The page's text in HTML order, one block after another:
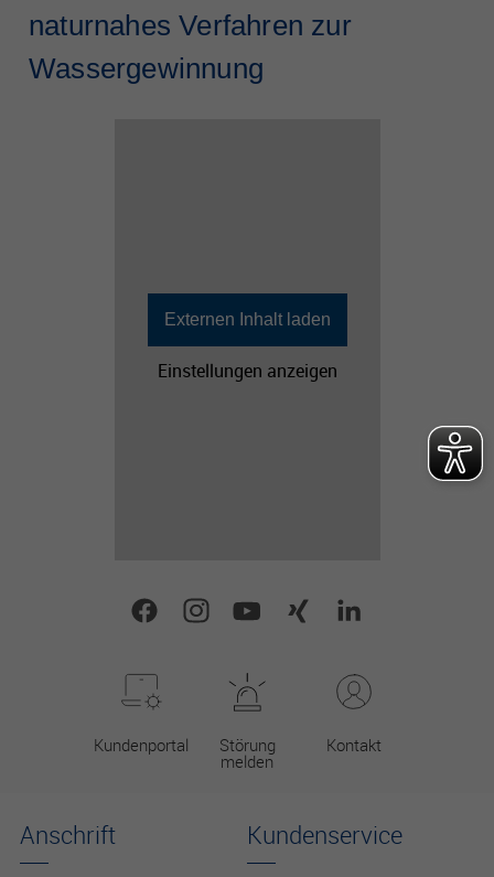
naturnahes Verfahren zur
Wassergewinnung
Externen Inhalt laden
Einstellungen anzeigen
Kundenportal Störung
melden
Kontakt
Kundenservice
Anschrift